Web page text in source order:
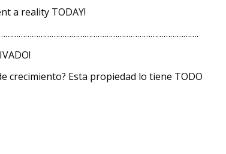
a reality TODAY!
crecimiento? Esta propiedad lo tiene TODO